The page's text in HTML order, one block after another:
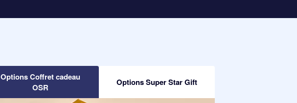
Options Coffret cadeau
OSR
Options Super Star Gift